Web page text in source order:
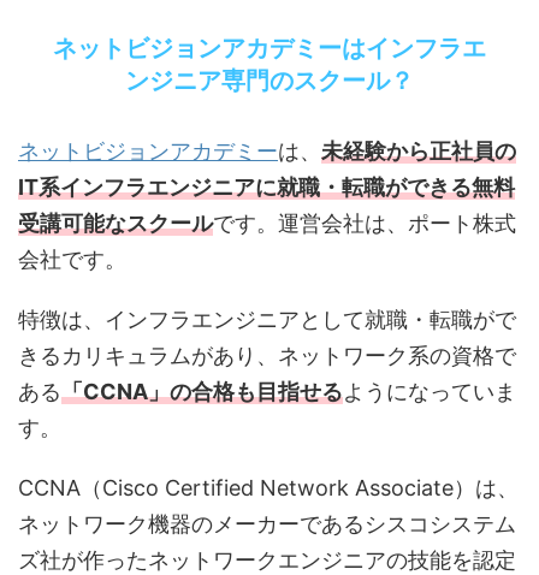
ネットビジョンアカデミーはインフラエ
ンジニア専門のスクール？
ネットビジョンアカデミーは、 未経験から正社員の
IT系インフラエンジニアに就職・転職ができる無料
受講可能なスクールです。運営会社は、ポート株式
会社です。
特徴は、インフラエンジニアとして就職・転職がで
きるカリキュラムがあり、ネットワーク系の資格で
ある「CCNA」の合格も目指せるようになっていま
す。
CCNA（Cisco Certified Network Associate）は、
ネットワーク機器のメーカーであるシスコシステム
ズ社が作ったネットワークエンジニアの技能を認定